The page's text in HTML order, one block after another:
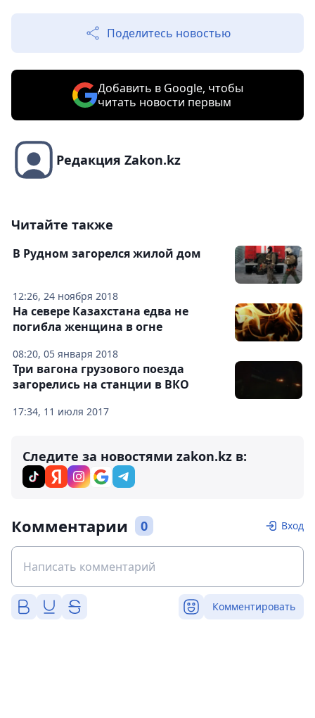
Поделитесь новостью
Добавить в Google, чтобы
читать новости первым
Редакция Zakon.kz
Читайте также
12:26, 24 ноября 2018
В Рудном загорелся жилой дом
08:20, 05 января 2018
На севере Казахстана едва не
погибла женщина в огне
17:34, 11 июля 2017
Три вагона грузового поезда
загорелись на станции в ВКО
Следите за новостями zakon.kz в:
Комментарии 0 Вход
Комментировать